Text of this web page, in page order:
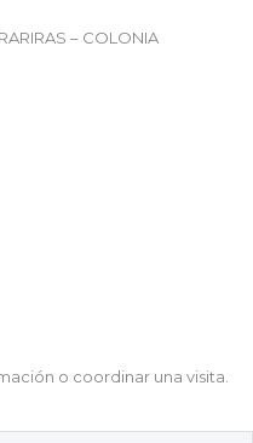
– COLONIA
o coordinar una visita.